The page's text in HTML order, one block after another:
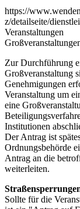
https://
z/detailseite/
Veranstaltungen
Zur Durchführung
Großveranstaltung
Genehmigungen
Veranstaltung um
eine
Institutionen
Der Antrag ist
Ordnungsbehörde
Antrag an die
weiterleiten.
Sollte für die